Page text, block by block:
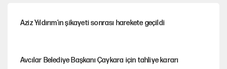
Aziz Yıldırım’ın şikayeti sonrası harekete geçildi
Avcılar Belediye Başkanı Çaykara için tahliye kararı